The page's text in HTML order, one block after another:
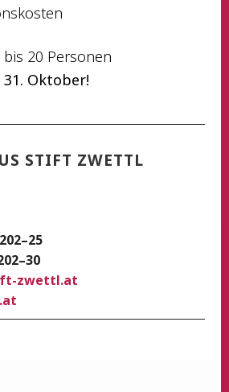
20 Personen
Oktober!
STIFT ZWETTL
zwettl.at